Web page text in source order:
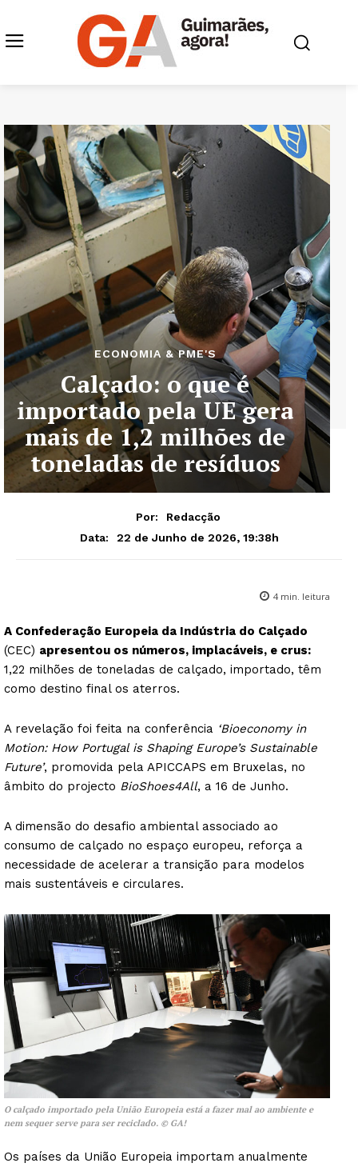
ECONOMIA & PME'S
Calçado: o que é
importado pela UE gera
mais de 1,2 milhões de
toneladas de resíduos
Por:
Redacção
Data:
22 de Junho de 2026, 19:38h
4 min. leitura
A Confederação Europeia da Indústria do Calçado
(CEC) apresentou os números, implacáveis, e crus:
1,22 milhões de toneladas de calçado, importado, têm
como destino final os aterros.
A revelação foi feita na conferência ‘Bioeconomy in
Motion: How Portugal is Shaping Europe’s Sustainable
Future’, promovida pela APICCAPS em Bruxelas, no
âmbito do projecto BioShoes4All, a 16 de Junho.
A dimensão do desafio ambiental associado ao
consumo de calçado no espaço europeu, reforça a
necessidade de acelerar a transição para modelos
mais sustentáveis e circulares.
O calçado importado pela União Europeia está a fazer mal ao ambiente e
nem sequer serve para ser reciclado. © GA!
Os países da União Europeia importam anualmente